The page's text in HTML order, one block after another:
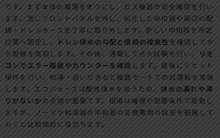
です。まず本体の電源をオフにし、ガス機器の安全確認を行い
ます。次にフロントパネルを外し、劣化した中和器や周辺の配
線・ドレンホースを丁寧に取り外します。新しい中和器を所定
位置へ固定し、
ドレン排水の勾配と接続の確実性 を確認してか
ら配線を復旧します。その後、通電して点火試験を行い、
リモ
コンでエラー履歴やカウンターを確認 します。最後にリセット
操作を行い、給湯・追いだきなど複数モードでの試運転を実施
します。エコジョーズは酸性排水を扱うため、排水の漏れや滞
りがないかの点検が重要です。相場は機種や設置条件で変動し
ますが、ノーリツ給湯器の中和器の交換費用の目安を把握して
おくと比較検討に役立ちます。